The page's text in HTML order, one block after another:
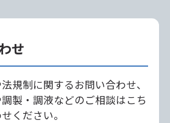
せ
規制に関するお問い合わせ、
製・調液などのご相談はこち
ください。